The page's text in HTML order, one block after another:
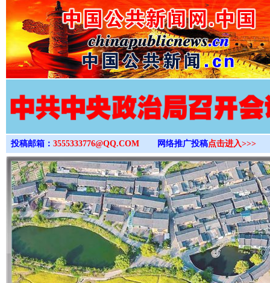
>
投稿邮箱： 3555333776@QQ.COM 网络推广投稿点击进入>>>